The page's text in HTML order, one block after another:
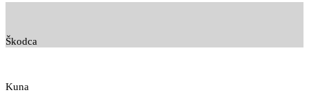
Škodca
Kuna